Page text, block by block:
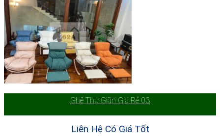
Ghế Thư Giãn Giá Rẻ 03
Liên Hệ Có Giá Tốt